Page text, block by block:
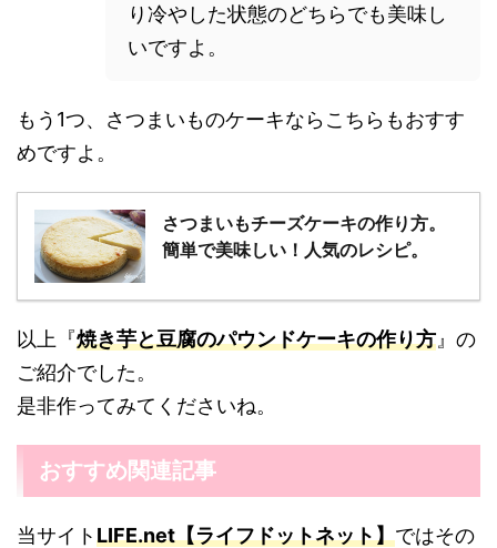
り冷やした状態のどちらでも美味し
いですよ。
もう1つ、さつまいものケーキならこちらもおすす
めですよ。
さつまいもチーズケーキの作り方。
簡単で美味しい！人気のレシピ。
以上『焼き芋と豆腐のパウンドケーキの作り方 』の
ご紹介でした。
是非作ってみてくださいね。
おすすめ関連記事
当サイトLIFE.net【ライフドットネット】ではその